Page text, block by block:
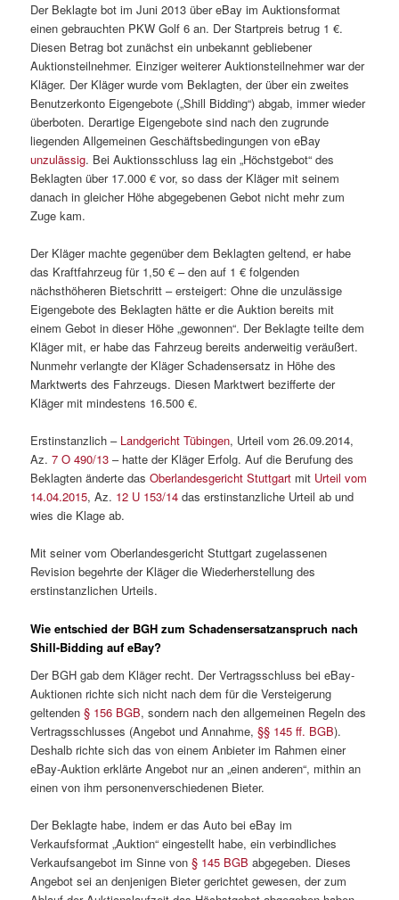
Der Beklagte bot im Juni 2013 über eBay im Auktionsformat
einen gebrauchten PKW Golf 6 an. Der Startpreis betrug 1 €.
Diesen Betrag bot zunächst ein unbekannt gebliebener
Auktionsteilnehmer. Einziger weiterer Auktionsteilnehmer war der
Kläger. Der Kläger wurde vom Beklagten, der über ein zweites
Benutzerkonto Eigengebote („Shill Bidding“) abgab, immer wieder
überboten. Derartige Eigengebote sind nach den zugrunde
liegenden Allgemeinen Geschäftsbedingungen von eBay
unzulässig. Bei Auktionsschluss lag ein „Höchstgebot“ des
Beklagten über 17.000 € vor, so dass der Kläger mit seinem
danach in gleicher Höhe abgegebenen Gebot nicht mehr zum
Zuge kam.
Der Kläger machte gegenüber dem Beklagten geltend, er habe
das Kraftfahrzeug für 1,50 € – den auf 1 € folgenden
nächsthöheren Bietschritt – ersteigert: Ohne die unzulässige
Eigengebote des Beklagten hätte er die Auktion bereits mit
einem Gebot in dieser Höhe „gewonnen“. Der Beklagte teilte dem
Kläger mit, er habe das Fahrzeug bereits anderweitig veräußert.
Nunmehr verlangte der Kläger Schadensersatz in Höhe des
Marktwerts des Fahrzeugs. Diesen Marktwert bezifferte der
Kläger mit mindestens 16.500 €.
Erstinstanzlich – Landgericht Tübingen, Urteil vom 26.09.2014,
Az.7 O 490/13 – hatte der Kläger Erfolg. Auf die Berufung des
Beklagten änderte dasOberlandesgericht Stuttgart mit Urteil vom
14.04.2015, Az. 12 U 153/14 das erstinstanzliche Urteil ab und
wies die Klage ab.
Mit seiner vom Oberlandesgericht Stuttgart zugelassenen
Revision begehrte der Kläger die Wiederherstellung des
erstinstanzlichen Urteils.
Wie entschied der BGH zum Schadensersatzanspruch nach
Shill-Bidding auf eBay?
Der BGH gab dem Kläger recht. Der Vertragsschluss bei eBay-
Auktionen richte sich nicht nach dem für die Versteigerung
geltenden§ 156 BGB, sondern nach den allgemeinen Regeln des
Vertragsschlusses (Angebot und Annahme,§§ 145 ff. BGB).
Deshalb richte sich das von einem Anbieter im Rahmen einer
eBay-Auktion erklärte Angebot nur an „einen anderen“, mithin an
einen von ihm personenverschiedenen Bieter.
Der Beklagte habe, indem er das Auto bei eBay im
Verkaufsformat „Auktion“ eingestellt habe, ein verbindliches
Verkaufsangebot im Sinne von§ 145 BGB abgegeben. Dieses
Angebot sei an denjenigen Bieter gerichtet gewesen, der zum